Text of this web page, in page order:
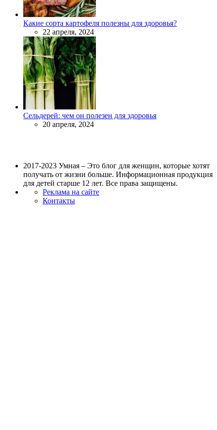
Какие сорта картофеля полезны для здоровья?
22 апреля, 2024
Сельдерей: чем он полезен для здоровья
20 апреля, 2024
2017-2023 Умная – Это блог для женщин, которые хотят
получать от жизни больше. Информационная продукция
для детей старше 12 лет. Все права защищены.
Реклама на сайте
Контакты